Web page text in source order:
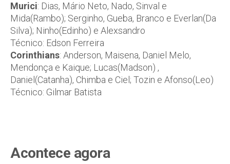
Murici: Dias, Mário Neto, Nado, Sinval e
Mida(Rambo); Serginho, Gueba, Branco e Everlan(Da
Silva); Ninho(Edinho) e Alexsandro
Técnico: Edson Ferreira
Corinthians: Anderson, Maisena, Daniel Melo,
Mendonça e Kaique; Lucas(Madson) ,
Daniel(Catanha), Chimba e Ciel; Tozin e Afonso(Leo)
Técnico: Gilmar Batista
Acontece agora